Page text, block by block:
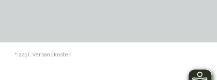
* zzgl. Versandkosten